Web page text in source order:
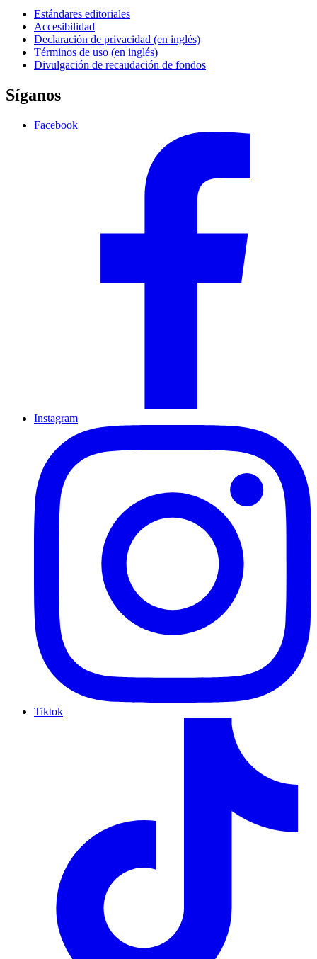
Estándares editoriales
Accesibilidad
Declaración de privacidad (en inglés)
Términos de uso (en inglés)
Divulgación de recaudación de fondos
Síganos
Facebook
Instagram
Tiktok